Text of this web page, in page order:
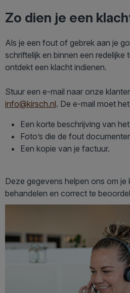
Zo dien je een
Als je een fout of gebrek aan je
schriftelijk en binnen een redelijke
ontdekt een klacht indienen.
Stuur een e-mail naar onze
info@kirsch.nl. De e-mail moet
Een korte beschrijving van
Foto’s die de fout
Een kopie van je factuur.
Deze gegevens helpen ons om je
behandelen en correct te